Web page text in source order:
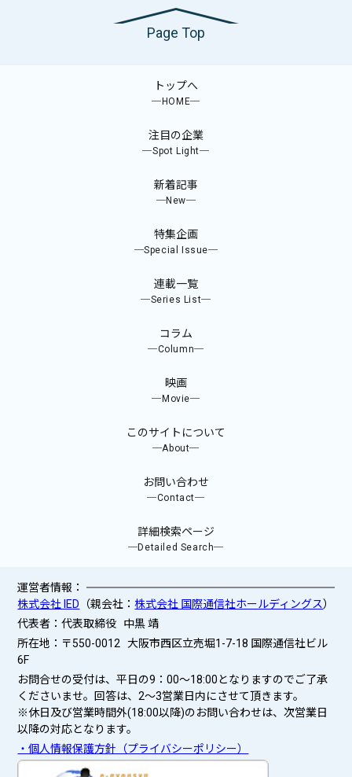
Page Top
トップへ
─HOME─
注目の企業
─Spot Light─
新着記事
─New─
特集企画
─Special Issue─
連載一覧
─Series List─
コラム
─Column─
映画
─Movie─
このサイトについて
─About─
お問い合わせ
─Contact─
詳細検索ページ
─Detailed Search─
運営者情報：
株式会社 IED （親会社：株式会社 国際通信社ホールディングス）
代表者：代表取締役 中黒 靖
所在地：〒550-0012 大阪市西区立売堀1-7-18 国際通信社ビル
6F
お問合せの受付は、平日の9：00～18:00となりますのでご了承
くださいませ。回答は、2〜3営業日内にさせて頂きます。
※休日及び営業時間外(18:00以降)のお問い合わせは、次営業日
以降の対応となります。
・個人情報保護方針（プライバシーポリシー）